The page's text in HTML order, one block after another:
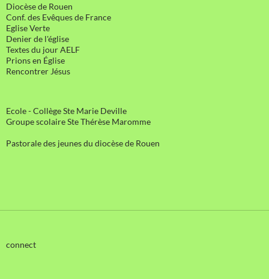
Diocèse de Rouen
Conf. des Evêques de France
Eglise Verte
Denier de l'église
Textes du jour AELF
Prions en Église
Rencontrer Jésus
Ecole - Collège Ste Marie Deville
Groupe scolaire Ste Thérèse Maromme
Pastorale des jeunes du diocèse de Rouen
connect